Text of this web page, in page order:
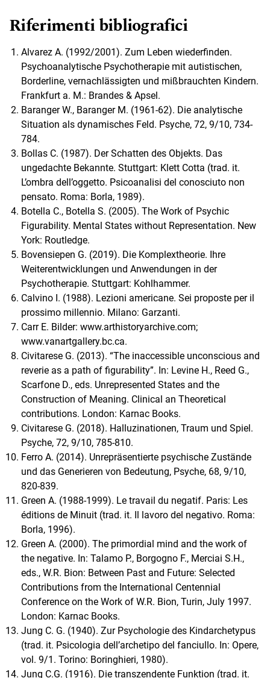
Riferimenti bibliografici
Alvarez A. (1992/2001). Zum Leben wiederfinden.
Psychoanalytische Psychotherapie mit autistischen,
Borderline, vernachlässigten und mißbrauchten Kindern.
Frankfurt a. M.: Brandes & Apsel.
Baranger W., Baranger M. (1961-62). Die analytische
Situation als dynamisches Feld. Psyche, 72, 9/10, 734-
784.
Bollas C. (1987). Der Schatten des Objekts. Das
ungedachte Bekannte. Stuttgart: Klett Cotta (trad. it.
L’ombra dell’oggetto. Psicoanalisi del conosciuto non
pensato. Roma: Borla, 1989).
Botella C., Botella S. (2005). The Work of Psychic
Figurability. Mental States without Representation. New
York: Routledge.
Bovensiepen G. (2019). Die Komplextheorie. Ihre
Weiterentwicklungen und Anwendungen in der
Psychotherapie. Stuttgart: Kohlhammer.
Calvino I. (1988). Lezioni americane. Sei proposte per il
prossimo millennio. Milano: Garzanti.
Carr E. Bilder: www.arthistoryarchive.com;
www.vanartgallery.bc.ca.
Civitarese G. (2013). “The inaccessible unconscious and
reverie as a path of figurability”. In: Levine H., Reed G.,
Scarfone D., eds. Unrepresented States and the
Construction of Meaning. Clinical an Theoretical
contributions. London: Karnac Books.
Civitarese G. (2018). Halluzinationen, Traum und Spiel.
Psyche, 72, 9/10, 785-810.
Ferro A. (2014). Unrepräsentierte psychische Zustände
und das Generieren von Bedeutung, Psyche, 68, 9/10,
820-839.
Green A. (1988-1999). Le travail du negatif. Paris: Les
éditions de Minuit (trad. it. Il lavoro del negativo. Roma:
Borla, 1996).
Green A. (2000). The primordial mind and the work of
the negative. In: Talamo P., Borgogno F., Merciai S.H.,
eds., W.R. Bion: Between Past and Future: Selected
Contributions from the International Centennial
Conference on the Work of W.R. Bion, Turin, July 1997.
London: Karnac Books.
Jung C. G. (1940). Zur Psychologie des Kindarchetypus
(trad. it. Psicologia dell’archetipo del fanciullo. In: Opere,
vol. 9/1. Torino: Boringhieri, 1980).
Jung C.G. (1916). Die transzendente Funktion (trad. it.